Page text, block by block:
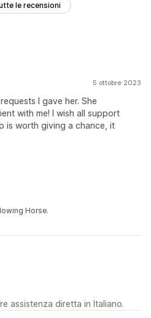
le recensioni
5 ottobre 2023
I gave her. She
with me! I wish all support
is worth giving a chance, it
Horse.
assistenza diretta in Italiano.